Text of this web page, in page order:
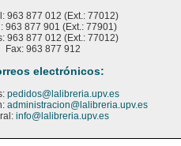
963 877 012 (Ext.: 77012)
963 877 901 (Ext.: 77901)
963 877 012 (Ext.: 77012)
Fax: 963 877 912
electrónicos:
pedidos@lalibreria.upv.es
administracion@lalibreria.upv.es
info@lalibreria.upv.es